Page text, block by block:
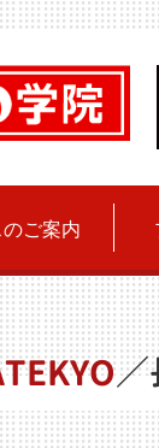
のご案内
／